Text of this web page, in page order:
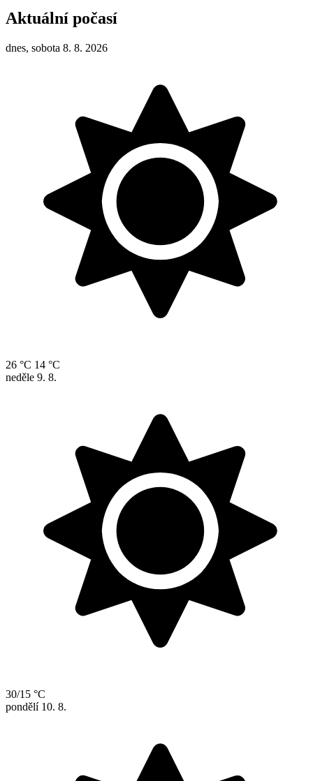
Aktuální počasí
dnes, sobota 8. 8. 2026
26 °C 14 °C
neděle 9. 8.
30/15 °C
pondělí 10. 8.